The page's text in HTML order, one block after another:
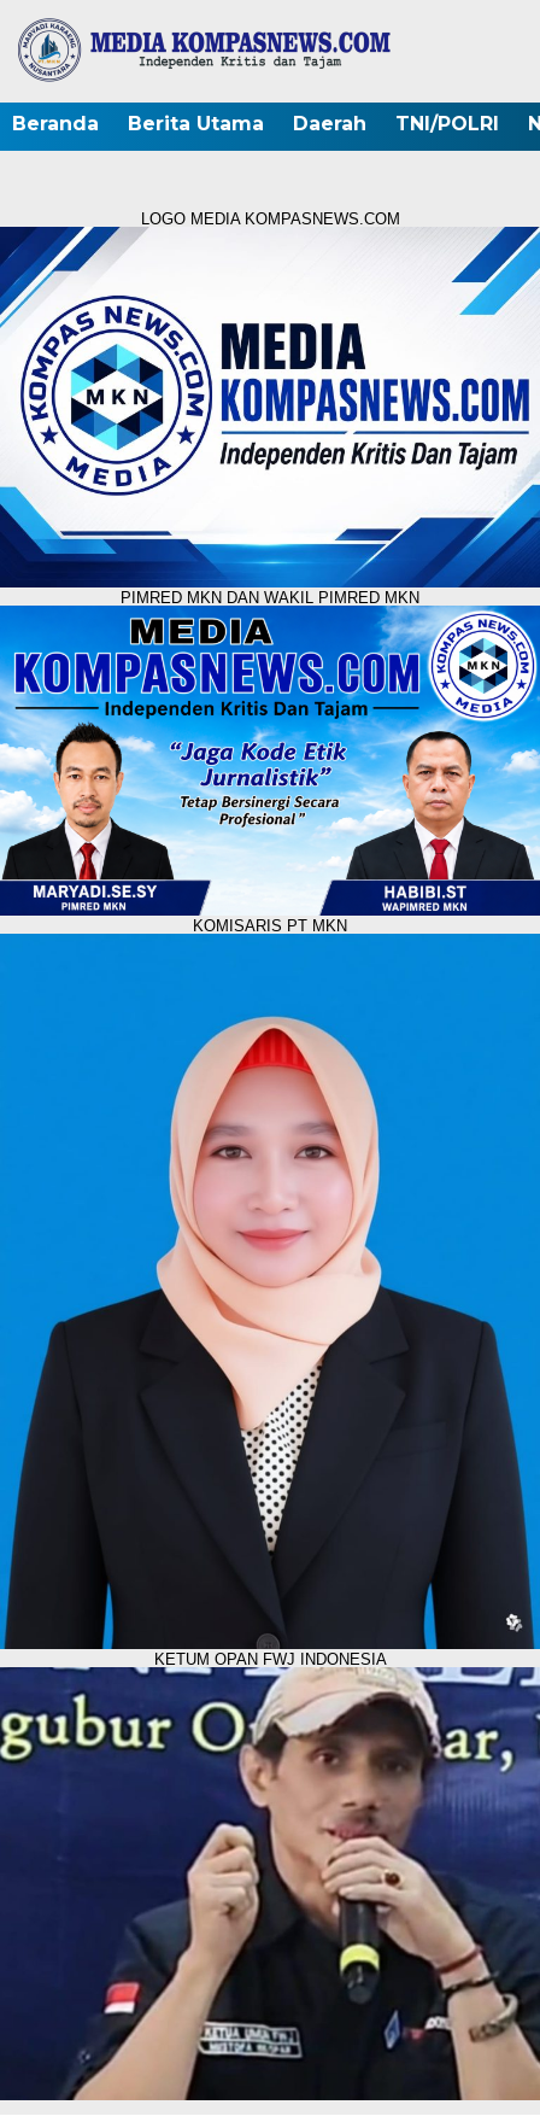
Beranda Berita Utama Daerah TNI/POLRI
LOGO MEDIA KOMPASNEWS.COM
PIMRED MKN DAN WAKIL PIMRED MKN
KOMISARIS PT MKN
KETUM OPAN FWJ INDONESIA